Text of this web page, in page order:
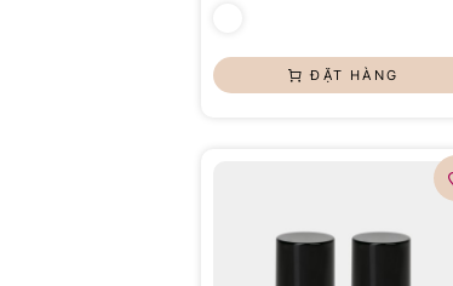
ĐẶT HÀNG